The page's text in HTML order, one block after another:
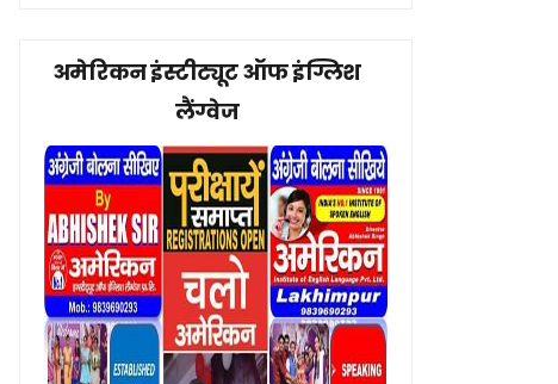
अमेरिकन इंस्टीट्यूट ऑफ इंग्लिश
लैंग्वेज